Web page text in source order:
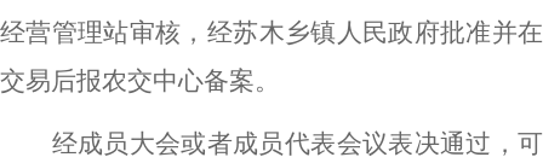
经营管理站审核，经苏木乡镇人民政府批准并在
交易后报农交中心备案。
经成员大会或者成员代表会议表决通过，可